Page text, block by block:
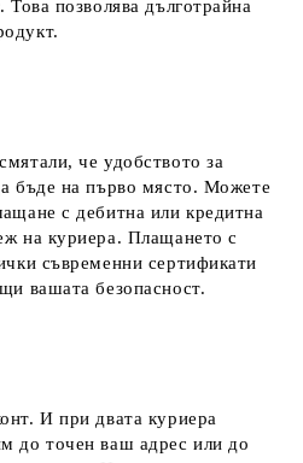
Това позволява дълготрайна
че удобството за
бъде на първо място. Можете
с дебитна или кредитна
на куриера. Плащането с
съвременни сертификати
вашата безопасност.
И при двата куриера
до точен ваш адрес или до